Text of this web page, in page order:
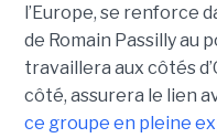
l’Europe, se renforce
de Romain Passilly au
travaillera aux côtés
côté, assurera le lien
ce groupe en pleine